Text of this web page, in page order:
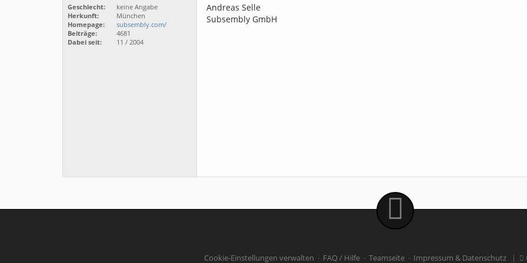
Geschlecht:
keine Angabe
Herkunft:
München
Homepage:
subsembly.com/
Beiträge:
4681
Dabei seit:
11 / 2004
Andreas Selle
Subsembly GmbH
Cookie-Einstellungen verwalten · FAQ / Hilfe · Teamseite · Impressum & Datenschutz |